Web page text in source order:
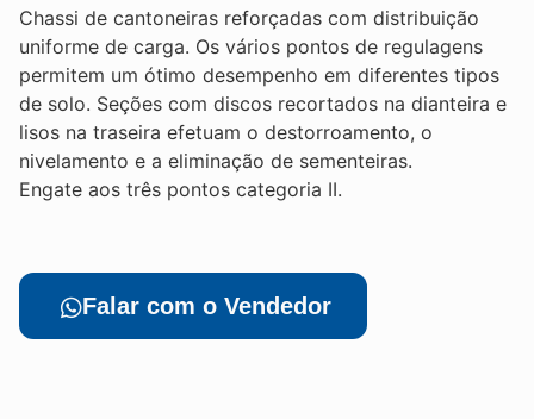
Chassi de cantoneiras reforçadas com distribuição
uniforme de carga. Os vários pontos de regulagens
permitem um ótimo desempenho em diferentes tipos
de solo. Seções com discos recortados na dianteira e
lisos na traseira efetuam o destorroamento, o
nivelamento e a eliminação de sementeiras.
Engate aos três pontos categoria II.
Falar com o Vendedor